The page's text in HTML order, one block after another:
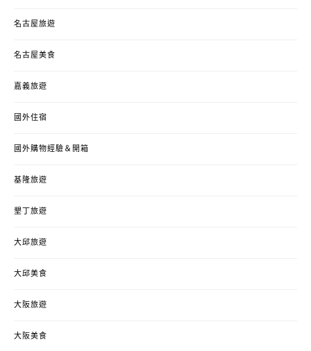
名古屋旅遊
名古屋美食
嘉義旅遊
國外住宿
國外購物經驗＆開箱
基隆旅遊
墾丁旅遊
大邱旅遊
大邱美食
大阪旅遊
大阪美食